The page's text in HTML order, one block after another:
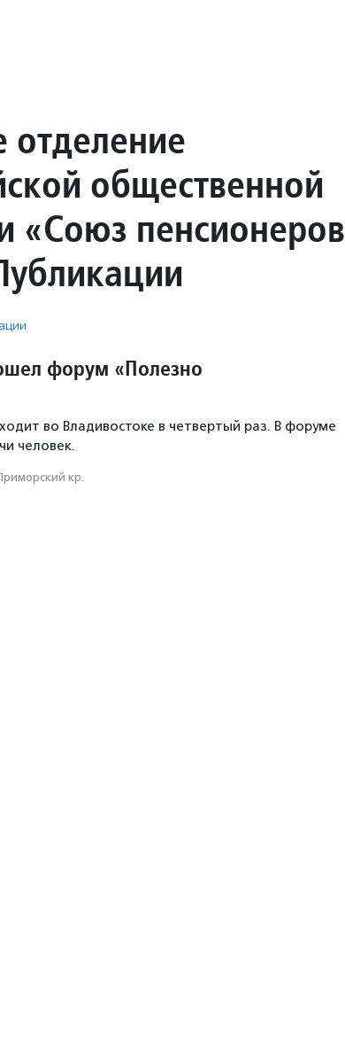
общественной
«Союз пенсионеров
форум «Полезно
во Владивостоке в четвертый раз. В форуме
человек.
кр.